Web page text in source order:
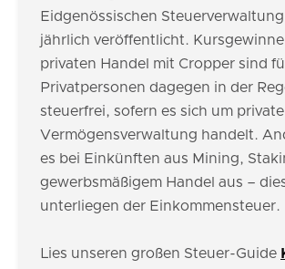
Eidgenössischen Steuerverwaltung
jährlich veröffentlicht.
privaten Handel mit Cropper sind
Privatpersonen dagegen in der
steuerfrei, sofern es sich um private
Vermögensverwaltung handelt.
es bei Einkünften aus Mining,
gewerbsmäßigem Handel aus –
unterliegen der Einkommensteuer.
Lies unseren großen Steuer-Guide